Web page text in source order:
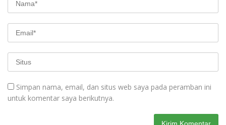
Simpan nama, email, dan situs web saya pada peramban ini
untuk komentar saya berikutnya.